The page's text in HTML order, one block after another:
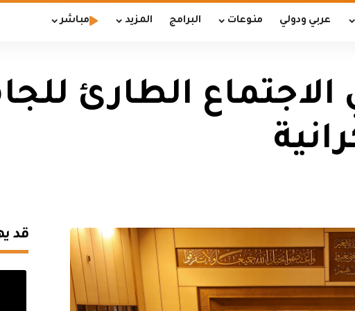
عربي ودولي منوعات البرامج المزيد مباشر
الطارئ
قد